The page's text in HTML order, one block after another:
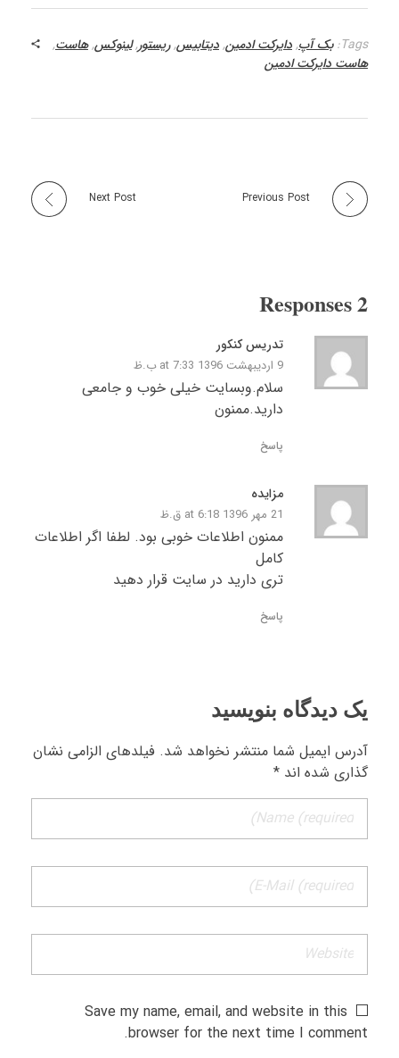
Tags: بک آپ,دایرکت ادمین,دیتابیس,ریستور,لینوکس,هاست,
هاست دایرکت ادمین
Previous Post
Next Post
2 Responses
تدریس کنکور
9 اردیبهشت 1396 at 7:33 ب.ظ
سلام.وبسایت خیلی خوب و جامعی
دارید.ممنون
پاسخ
مزایده
21 مهر 1396 at 6:18 ق.ظ
ممنون اطلاعات خوبی بود. لطفا اگر اطلاعات
کامل
تری دارید در سایت قرار دهید
پاسخ
یک دیدگاه بنویسید
آدرس ایمیل شما منتشر نخواهد شد. فیلدهای الزامی نشان
گذاری شده اند *
Save my name, email, and website in this
browser for the next time I comment.